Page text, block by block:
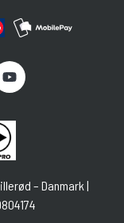
– Danmark |